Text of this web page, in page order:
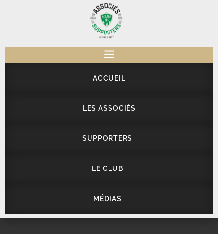
a
ACCUEIL
LES ASSOCIÉS
SUPPORTERS
LE CLUB
MÉDIAS